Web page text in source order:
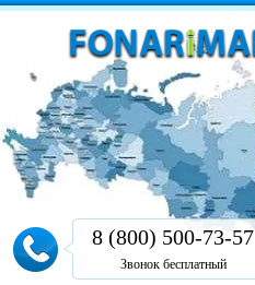
8 (800) 500-73-57
Звонок бесплатный